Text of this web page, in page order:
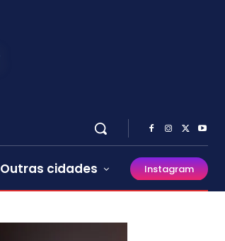
Outras cidades Instagram